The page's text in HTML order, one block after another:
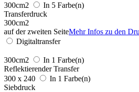
300cm2
In 5 Farbe(n)
Transferdruck
300cm2
auf der zweiten SeiteMehr Infos zu den
Digitaltransfer
300cm2
In 1 Farbe(n)
Reflektierender Transfer
300 x 240
In 1 Farbe(n)
Siebdruck